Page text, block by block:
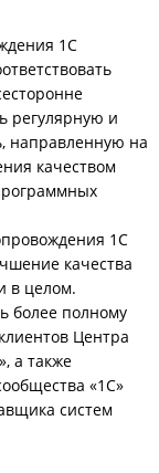
1С
регулярную и
направленную на
качеством
1С
качества
в целом.
более полному
Центра
а также
«1С»
систем